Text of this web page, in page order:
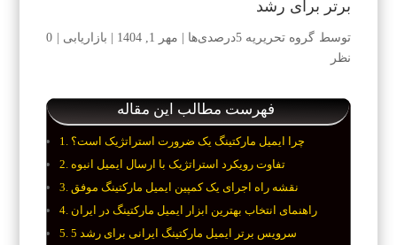
برتر برای رشد
توسط گروه تحریریه 5درصدی‌ها مهر 1, 1404 بازاریابی
0
نظر
فهرست مطالب این مقاله
چرا ایمیل مارکتینگ یک ضرورت استراتژیک است؟
تفاوت رویکرد استراتژیک با ارسال ایمیل انبوه
نقشه راه اجرای یک کمپین ایمیل مارکتینگ موفق
راهنمای انتخاب بهترین ابزار ایمیل مارکتینگ در ایران
5 سرویس برتر ایمیل مارکتینگ ایرانی برای رشد